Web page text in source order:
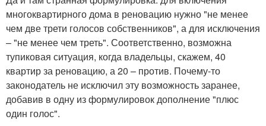
многоквартирного дома в реновацию нужно "не менее
чем две трети голосов собственников", а для исключения
– "не менее чем треть". Соответственно, возможна
тупиковая ситуация, когда владельцы, скажем, 40
квартир за реновацию, а 20 – против. Почему-то
законодатель не исключил эту возможность заранее,
добавив в одну из формулировок дополнение "плюс
один голос".